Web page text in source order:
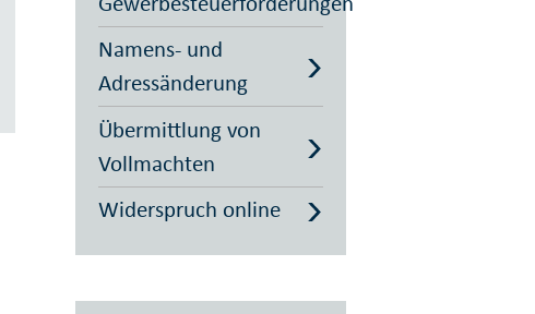
Namens- und
Adressänderung
Übermittlung von
Vollmachten
Widerspruch online